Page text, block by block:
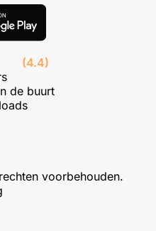
(4.4)
de buurt
voorbehouden.